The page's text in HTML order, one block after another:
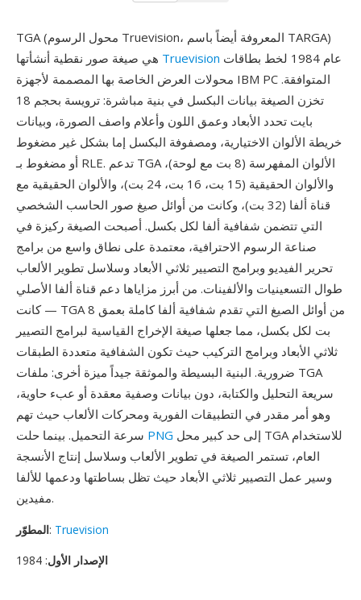
TGA (محول الرسوم Truevision، المعروفة أيضاً باسم TARGA)
Truevision
محولات العرض الخاصة بها المصممة لأجهزة IBM PC المتوافقة.
تخزن الصيغة بيانات البكسل في بنية مباشرة: ترويسة بحجم 18
بايت تحدد الأبعاد وعمق اللون وأعلام واصف الصورة، وبيانات
خريطة الألوان الاختيارية، ومصفوفة البكسل إما بشكل غير مضغوط
أو مضغوط بـ RLE. تدعم TGA الألوان المفهرسة (8 بت مع لوحة)،
والألوان الحقيقية (15 بت، 16 بت، 24 بت)، والألوان الحقيقية مع
قناة ألفا (32 بت)، وكانت من أوائل صيغ صور الحاسب الشخصي
التي تتضمن شفافية ألفا لكل بكسل. أصبحت الصيغة ركيزة في
صناعة الرسوم الاحترافية، معتمدة على نطاق واسع من برامج
تحرير الفيديو وبرامج التصيير ثلاثي الأبعاد وسلاسل تطوير الألعاب
طوال التسعينيات والألفينات. من أبرز مزاياها دعم قناة ألفا الأصلي
— كانت TGA من أوائل الصيغ التي تقدم شفافية ألفا كاملة بعمق 8
بت لكل بكسل، مما جعلها صيغة الإخراج القياسية لبرامج التصيير
ثلاثي الأبعاد وبرامج التركيب حيث تكون الشفافية متعددة الطبقات
ضرورية. البنية البسيطة والموثقة جيداً ميزة أخرى: ملفات TGA
سريعة التحليل والكتابة، دون بيانات وصفية معقدة أو عبء حاوية،
وهو أمر مقدر في التطبيقات الفورية ومحركات الألعاب حيث تهم
PNG
العام، تستمر الصيغة في تطوير الألعاب وسلاسل إنتاج الأنسجة
وسير عمل التصيير ثلاثي الأبعاد حيث تظل بساطتها ودعمها للألفا
مفيدين.
المطوّر: Truevision
الإصدار الأول: 1984